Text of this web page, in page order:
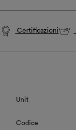
Certificazioni
Unit
Codice